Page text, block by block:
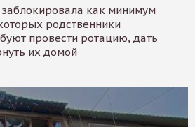
заблокировала как минимум
родственники
провести ротацию, дать
их домой